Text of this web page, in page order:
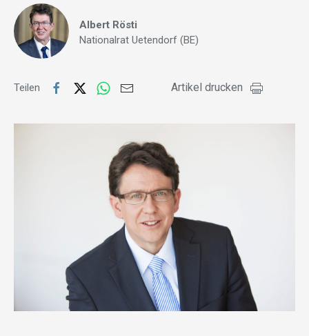
Albert Rösti
Nationalrat Uetendorf (BE)
Teilen Artikel drucken